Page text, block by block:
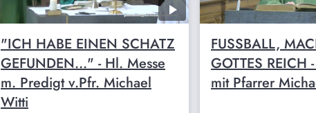
"ICH HABE EINEN SCHATZ
GEFUNDEN..." - Hl. Messe
m. Predigt v.Pfr. Michael
Witti
FUSSBALL,
GOTTES REICH
mit Pfarrer